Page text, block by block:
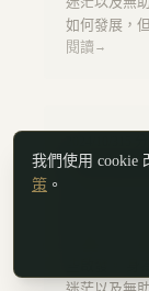
如何發展，
閱讀 →
跨領域實
務分析、市
或者對生技
我們使用 cookie
策 。